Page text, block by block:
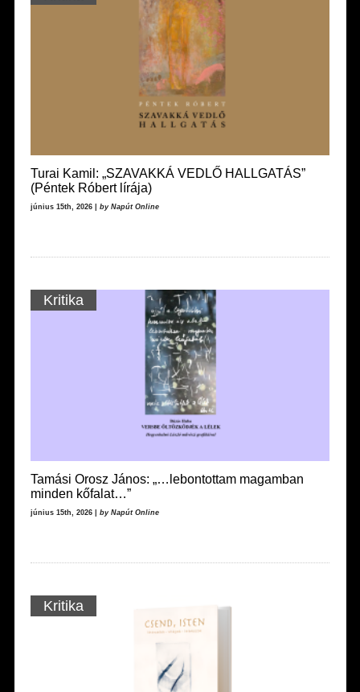
Turai Kamil: „SZAVAKKÁ VEDLŐ HALLGATÁS”
(Péntek Róbert lírája)
június 15th, 2026 | by Napút Online
Kritika
Tamási Orosz János: „…lebontottam magamban
minden kőfalat…”
június 15th, 2026 | by Napút Online
Kritika